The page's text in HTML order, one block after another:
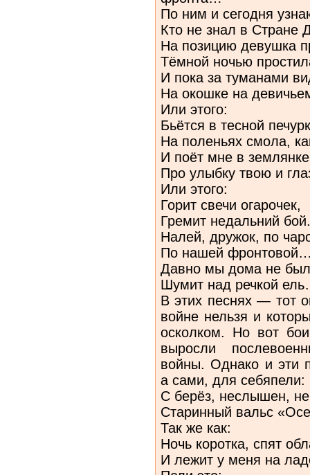
По ним и сегодня
Кто не знал в Стране
На позицию девушка
Тёмной ночью
И пока за туманами
На окошке на
Или этого:
Бьётся в тесной
На поленьях смола,
И поёт мне в
Про улыбку твою и
Или этого:
Горит свечи огарочек,
Гремит недальний бой.
Налей, дружок, по
По нашей
Давно мы дома не
Шумит над речкой
В этих песнях — тот
войне нельзя и
осколком. Но вот
выросли
войны. Однако и эти
а сами, для себяпели:
С берёз, неслышен,
Старинный вальс
Так же как:
Ночь коротка, спят
И лежит у меня на